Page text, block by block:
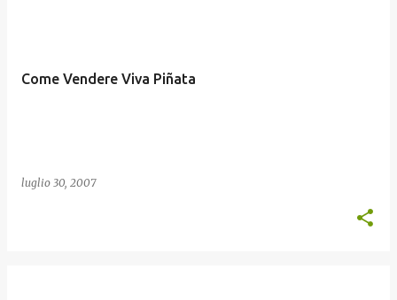
Come Vendere Viva Piñata
luglio 30, 2007